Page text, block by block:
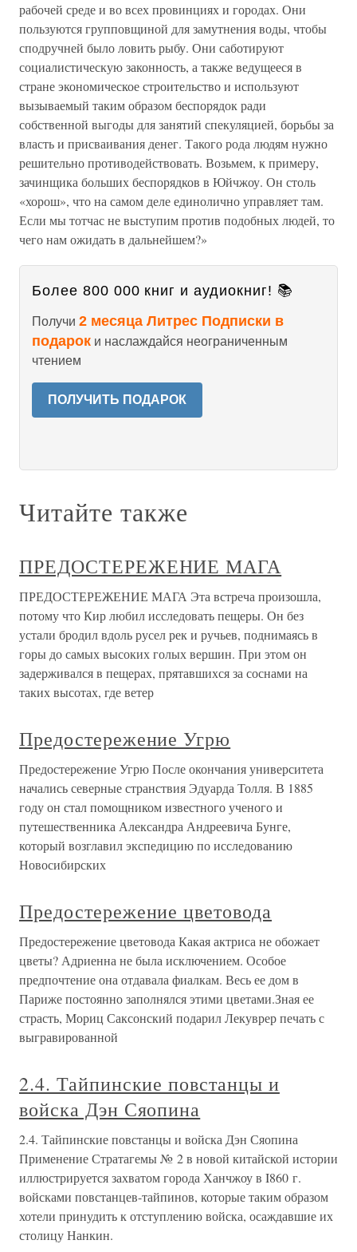
рабочей среде и во всех провинциях и городах. Они
пользуются групповщиной для замутнения воды, чтобы
сподручней было ловить рыбу. Они саботируют
социалистическую законность, а также ведущееся в
стране экономическое строительство и используют
вызываемый таким образом беспорядок ради
собственной выгоды для занятий спекуляцией, борьбы за
власть и присваивания денег. Такого рода людям нужно
решительно противодействовать. Возьмем, к примеру,
зачинщика больших беспорядков в Юйчжоу. Он столь
«хорош», что на самом деле единолично управляет там.
Если мы тотчас не выступим против подобных людей, то
чего нам ожидать в дальнейшем?»
Более 800 000 книг и аудиокниг! 📚
Получи 2 месяца Литрес Подписки в
подарок и наслаждайся неограниченным
чтением
ПОЛУЧИТЬ ПОДАРОК
Читайте также
ПРЕДОСТЕРЕЖЕНИЕ МАГА
ПРЕДОСТЕРЕЖЕНИЕ МАГА Эта встреча произошла,
потому что Кир любил исследовать пещеры. Он без
устали бродил вдоль русел рек и ручьев, поднимаясь в
горы до самых высоких голых вершин. При этом он
задерживался в пещерах, прятавшихся за соснами на
таких высотах, где ветер
Предостережение Угрю
Предостережение Угрю После окончания университета
начались северные странствия Эдуарда Толля. В 1885
году он стал помощником известного ученого и
путешественника Александра Андреевича Бунге,
который возглавил экспедицию по исследованию
Новосибирских
Предостережение цветовода
Предостережение цветовода Какая актриса не обожает
цветы? Адриенна не была исключением. Особое
предпочтение она отдавала фиалкам. Весь ее дом в
Париже постоянно заполнялся этими цветами.Зная ее
страсть, Мориц Саксонский подарил Лекуврер печать с
выгравированной
2.4. Тайпинские повстанцы и
войска Дэн Сяопина
2.4. Тайпинские повстанцы и войска Дэн Сяопина
Применение Стратагемы № 2 в новой китайской истории
иллюстрируется захватом города Ханчжоу в I860 г.
войсками повстанцев-тайпинов, которые таким образом
хотели принудить к отступлению войска, осаждавшие их
столицу Нанкин.